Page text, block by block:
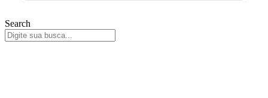
Search